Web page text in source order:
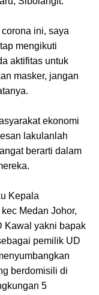
ini, saya
mengikuti
aktifitas untuk
masker, jangan
ekonomi
lakulanlah
berarti dalam
Kepala
Medan Johor,
Kawal yakni bapak
pemilik UD
berdomisili di
5